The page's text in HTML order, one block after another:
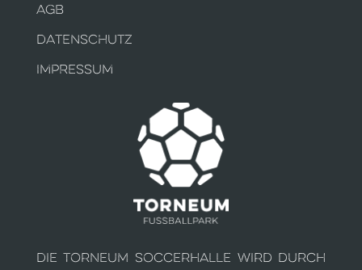
AGB
DATENSCHUTZ
IMPRESSUM
Die Torneum Soccerhalle wird durch